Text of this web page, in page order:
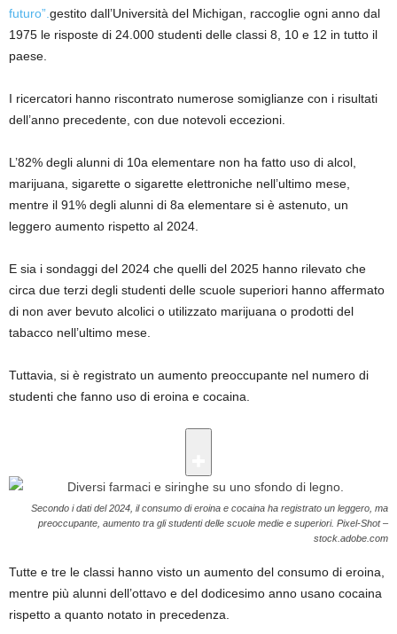
futuro”. gestito dall’Università del Michigan, raccoglie ogni anno dal
1975 le risposte di 24.000 studenti delle classi 8, 10 e 12 in tutto il
paese.
I ricercatori hanno riscontrato numerose somiglianze con i risultati
dell’anno precedente, con due notevoli eccezioni.
L’82% degli alunni di 10a elementare non ha fatto uso di alcol,
marijuana, sigarette o sigarette elettroniche nell’ultimo mese,
mentre il 91% degli alunni di 8a elementare si è astenuto, un
leggero aumento rispetto al 2024.
E sia i sondaggi del 2024 che quelli del 2025 hanno rilevato che
circa due terzi degli studenti delle scuole superiori hanno affermato
di non aver bevuto alcolici o utilizzato marijuana o prodotti del
tabacco nell’ultimo mese.
Tuttavia, si è registrato un aumento preoccupante nel numero di
studenti che fanno uso di eroina e cocaina.
Secondo i dati del 2024, il consumo di eroina e cocaina ha registrato un leggero, ma
preoccupante, aumento tra gli studenti delle scuole medie e superiori. Pixel-Shot –
stock.adobe.com
Tutte e tre le classi hanno visto un aumento del consumo di eroina,
mentre più alunni dell’ottavo e del dodicesimo anno usano cocaina
rispetto a quanto notato in precedenza.